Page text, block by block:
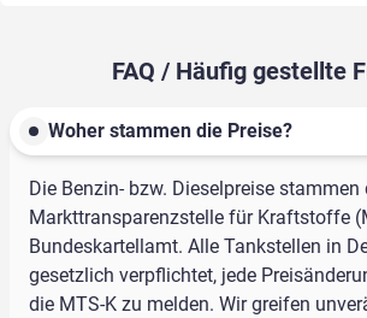
FAQ / Häufig gestellte
Woher stammen die Preise?
Die Benzin- bzw. Dieselpreise
Markttransparenzstelle für Kraftstoffe
Bundeskartellamt. Alle Tankstellen in
gesetzlich verpflichtet, jede
die MTS-K zu melden. Wir greifen